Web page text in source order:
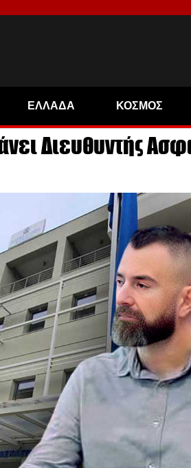
ΕΛΛΑΔΑ ΚΟΣΜΟΣ
Διευθυντής